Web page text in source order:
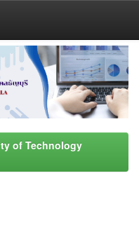
of Technology